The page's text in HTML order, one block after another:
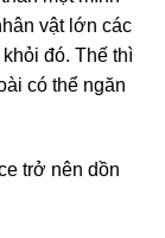
vật lớn các
đó. Thế thì
có thể ngăn
trở nên dồn